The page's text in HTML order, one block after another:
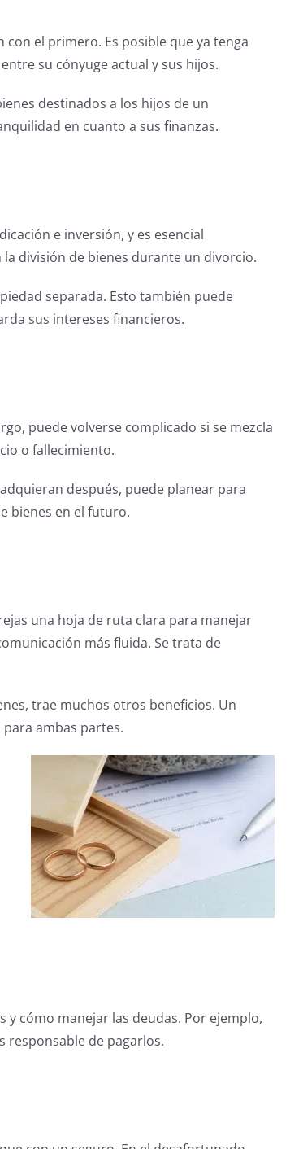
el primero. Es posible que ya tenga
su cónyuge actual y sus hijos.
destinados a los hijos de un
en cuanto a sus finanzas.
e inversión, y es esencial
división de bienes durante un divorcio.
separada. Esto también puede
sus intereses financieros.
puede volverse complicado si se mezcla
o fallecimiento.
después, puede planear para
bienes en el futuro.
una hoja de ruta clara para manejar
más fluida. Se trata de
trae muchos otros beneficios. Un
ambas partes.
cómo manejar las deudas. Por ejemplo,
responsable de pagarlos.